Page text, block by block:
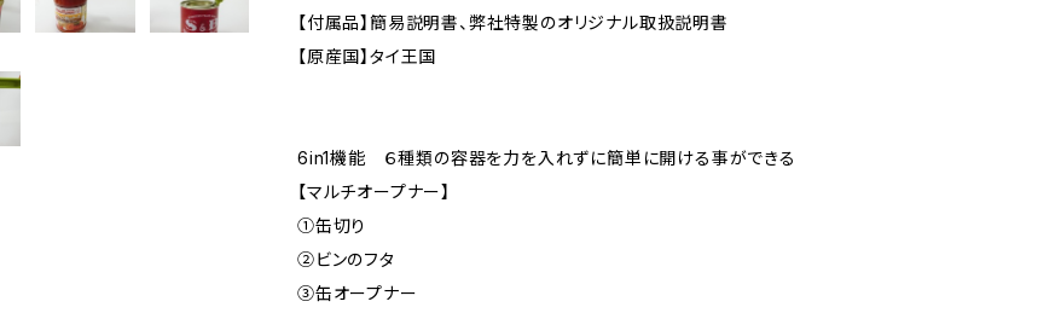
【付属品】簡易説明書、弊社特製のオリジナル取扱説明書
【原産国】タイ王国
6in1機能 ６種類の容器を力を入れずに簡単に開ける事ができる
【マルチオープナー】
①缶切り
②ビンのフタ
③缶オープナー